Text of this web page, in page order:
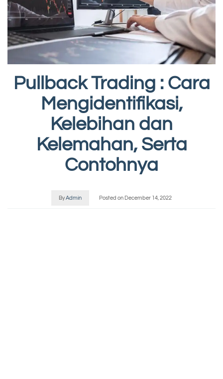
Pullback Trading : Cara
Mengidentifikasi,
Kelebihan dan
Kelemahan, Serta
Contohnya
ByAdmin Posted on December 14, 2022